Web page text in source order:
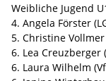
Weibliche Jugend
4. Angela Förster
5. Christine
6. Lea Creuzberger
6. Laura Wilhelm